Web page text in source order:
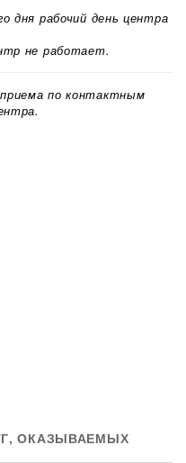
дня рабочий день центра
не работает.
по контактным
ОКАЗЫВАЕМЫХ